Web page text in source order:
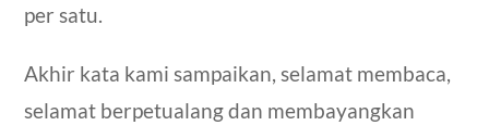
per satu.
Akhir kata kami sampaikan, selamat membaca,
selamat berpetualang dan membayangkan